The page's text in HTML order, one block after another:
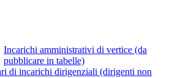
Incarichi amministrativi di vertice (da
pubblicare in tabelle)
di incarichi dirigenziali (dirigenti non